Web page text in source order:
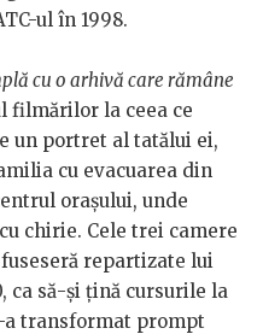
ul în 1998.
cu o arhivă care rămâne
filmărilor la ceea ce
un portret al tatălui ei,
cu evacuarea din
orașului, unde
chirie. Cele trei camere
repartizate lui
ca să-și țină cursurile la
a transformat prompt